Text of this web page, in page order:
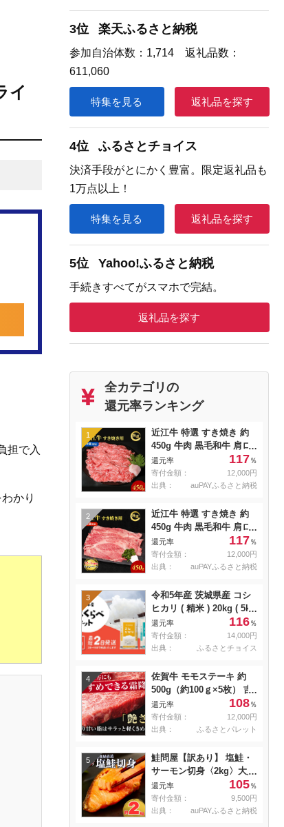
イ
担で入
かり
3位 楽天ふるさと納税
参加自治体数：1,714 返礼品数：
611,060
特集を見る 返礼品を探す
4位 ふるさとチョイス
決済手段がとにかく豊富。限定返礼品も
1万点以上！
特集を見る 返礼品を探す
5位 Yahoo!ふるさと納税
手続きすべてがスマホで完結。
返礼品を探す
全カテゴリの
還元率ランキング
1
近江牛 特選 すき焼き 約
450g 牛肉 黒毛和牛 肩ロ
ース モモ すきやき すき
焼き肉 すき焼き用 肉 お
肉 牛 和牛 納期 最長3カ月
還元率 117％
寄付金額：
12,000円
出典：
auPAYふるさと納税
2
近江牛 特選 すき焼き 約
450g 牛肉 黒毛和牛 肩ロ
ース モモ すきやき すき
焼き肉 すき焼き用 肉 お
肉 牛 和牛 納期 最長3カ月
還元率 117％
寄付金額：
12,000円
出典：
auPAYふるさと納税
3
令和5年産 茨城県産 コシ
ヒカリ ( 精米 ) 20kg ( 5kg
× 4袋 )
還元率 116％
寄付金額：
14,000円
出典：
ふるさとチョイス
4
佐賀牛 モモステーキ 約
500g（約100ｇ×5枚） 吉
野ヶ里町 [FDB057]
還元率 108％
寄付金額：
12,000円
出典：
ふるさとパレット
5
鮭問屋【訳あり】 塩鮭・
サーモン切身〈2kg〉大人
気 鮭 切り身 家計応援 不
揃い 鮭問屋直送
【MS03】
還元率 105％
寄付金額：
9,500円
出典：
auPAYふるさと納税